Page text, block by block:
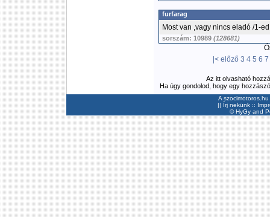
furfarag
Most van ,vagy nincs eladó /1-
sorszám: 10989 (128681)
|< előző 3 4 5 6 7
Az itt olvasható
Ha úgy gondolod, hogy egy
A
|| Írj nekünk ::
©HyGyand